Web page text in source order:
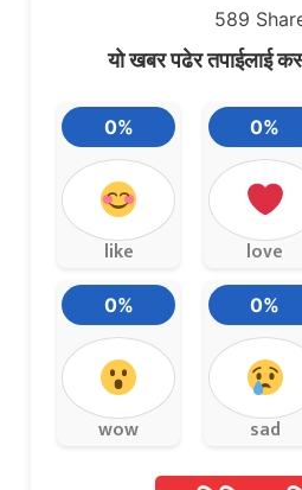
589
यो खबर पढेर तपाईलाई
0%
like
0%
love
0%
wow
0%
sad